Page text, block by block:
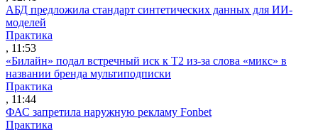
АБД предложила стандарт синтетических данных для ИИ-
моделей
Практика
, 11:53
«Билайн» подал встречный иск к Т2 из-за слова «микс» в
названии бренда мультиподписки
Практика
, 11:44
ФАС запретила наружную рекламу Fonbet
Практика